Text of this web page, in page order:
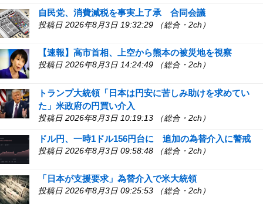
自民党、消費減税を事実上了承 合同会議
投稿日 2026年8月3日 19:32:29 （総合・2ch）
【速報】高市首相、上空から熊本の被災地を視察
投稿日 2026年8月3日 14:24:49 （総合・2ch）
トランプ大統領「日本は円安に苦しみ助けを求めてい
た」米政府の円買い介入
投稿日 2026年8月3日 10:19:13 （総合・2ch）
ドル円、一時1ドル156円台に 追加の為替介入に警戒
投稿日 2026年8月3日 09:58:48 （総合・2ch）
「日本が支援要求」為替介入で米大統領
投稿日 2026年8月3日 09:25:53 （総合・2ch）